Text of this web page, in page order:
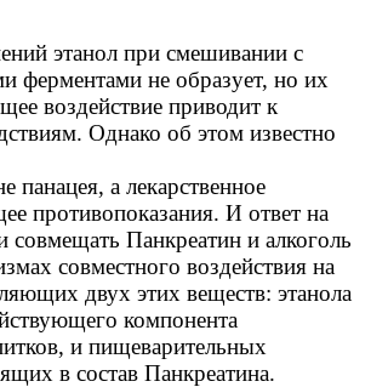
этанол при смешивании с
ферментами не образует, но их
воздействие приводит к
Однако об этом известно
панацея, а лекарственное
противопоказания. И ответ на
Панкреатин и алкоголь
совместного воздействия на
двух этих веществ: этанола
компонента
и пищеварительных
в состав Панкреатина.